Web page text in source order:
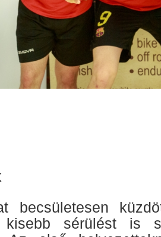
becsületesen
kisebb sérülést is